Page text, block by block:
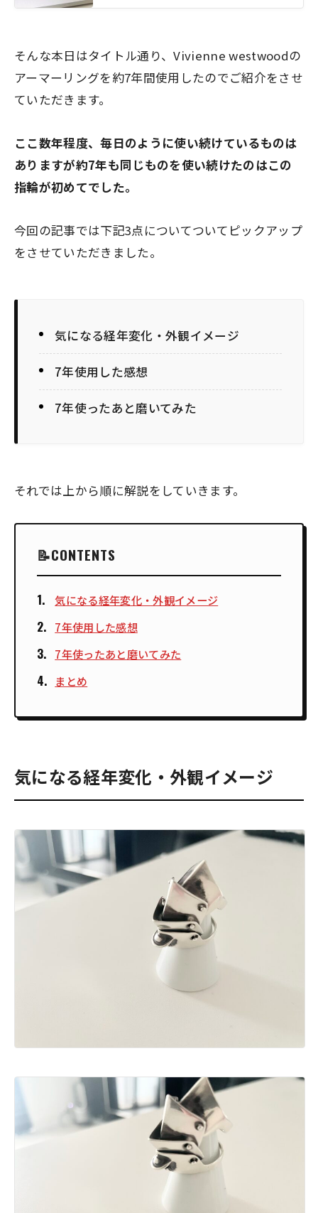
そんな本日はタイトル通り、Vivienne westwoodの
アーマーリングを約7年間使用したのでご紹介をさせ
ていただきます。
ここ数年程度、毎日のように使い続けているものは
ありますが約7年も同じものを使い続けたのはこの
指輪が初めてでした。
今回の記事では下記3点についてついてピックアップ
をさせていただきました。
気になる経年変化・外観イメージ
7年使用した感想
7年使ったあと磨いてみた
それでは上から順に解説をしていきます。
CONTENTS
気になる経年変化・外観イメージ
7年使用した感想
7年使ったあと磨いてみた
まとめ
気になる経年変化・外観イメージ